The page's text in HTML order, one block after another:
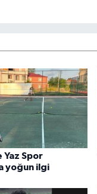
Yaz Spor
yoğun ilgi